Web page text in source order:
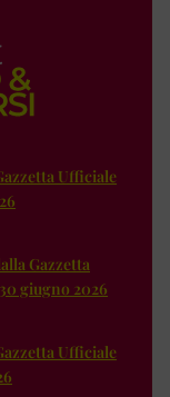
Ufficiale
Gazzetta
giugno 2026
Ufficiale